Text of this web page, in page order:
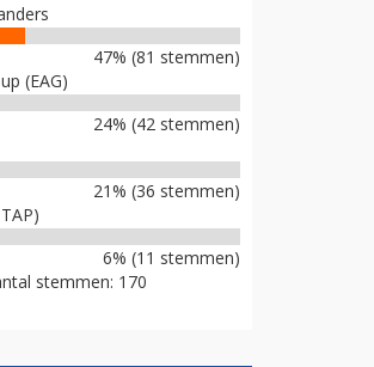
47% (81 stemmen)
(EAG)
24% (42 stemmen)
21% (36 stemmen)
6% (11 stemmen)
stemmen: 170